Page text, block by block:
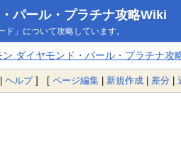
パール・プラチナ攻略Wiki
」について攻略しています。
ン ダイヤモンド・パール・プラチナ攻
| ヘルプ] [ ページ編集 | 新規作成 | 差分 |